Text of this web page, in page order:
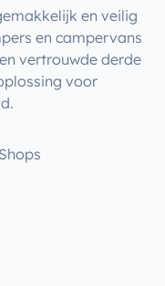
en veilig
en campervans
vertrouwde derde
voor